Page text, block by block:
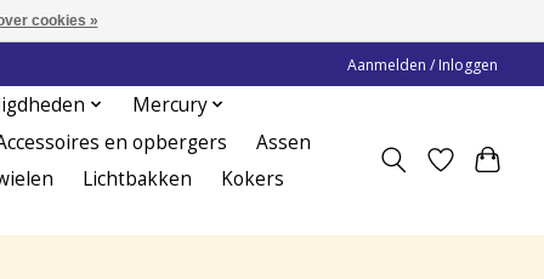
Aanmelden / Inloggen
Mercury
en opbergers
Assen
Lichtbakken
Kokers
cookies »